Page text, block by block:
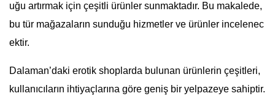
uğu artırmak için çeşitli ürünler sunmaktadır. Bu makalede,
bu tür mağazaların sunduğu hizmetler ve ürünler incelenec
ektir.
Dalaman’daki erotik shoplarda bulunan ürünlerin çeşitleri,
kullanıcıların ihtiyaçlarına göre geniş bir yelpazeye sahiptir.